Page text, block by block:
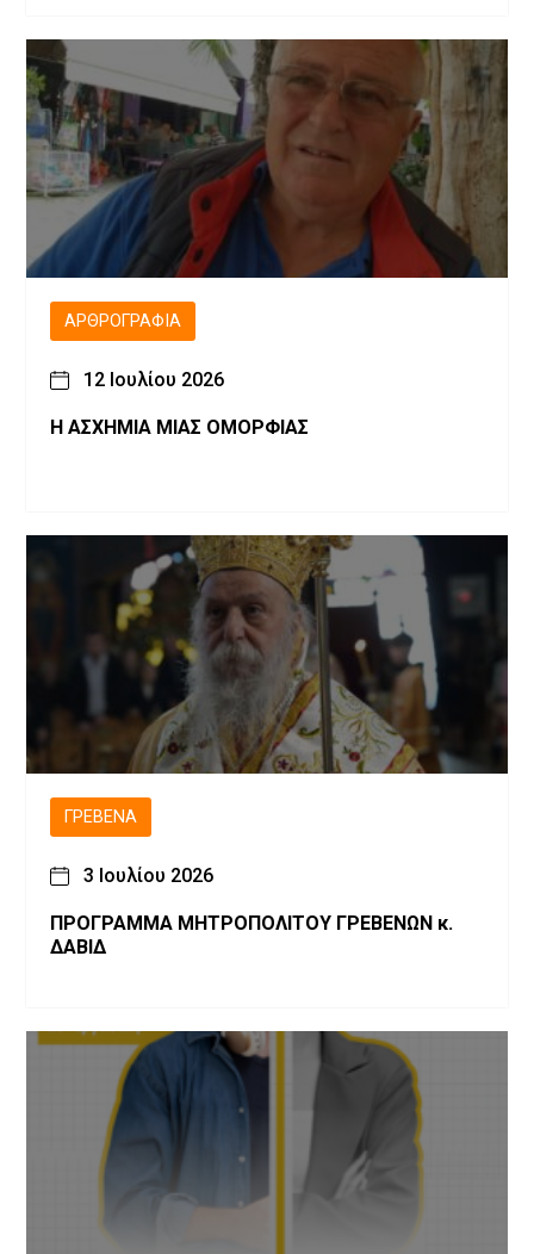
ΑΡΘΡΟΓΡΑΦΊΑ
12 Ιουλίου 2026
Η ΑΣΧΗΜΙΑ ΜΙΑΣ ΟΜΟΡΦΙΑΣ
ΓΡΕΒΕΝΆ
3 Ιουλίου 2026
ΠΡΟΓΡΑΜΜΑ ΜΗΤΡΟΠΟΛΙΤΟΥ ΓΡΕΒΕΝΩΝ κ.
ΔΑΒΙΔ